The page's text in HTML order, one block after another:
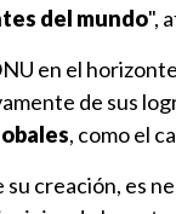
del mundo",
en el
de sus
, como el
creación, es